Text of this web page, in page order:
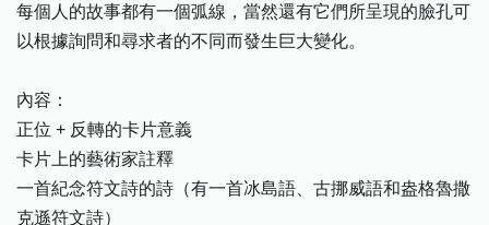
每個人的故事都有一個弧線，當然還有它們所呈現的臉孔可
以根據詢問和尋求者的不同而發生巨大變化。
內容：
正位 + 反轉的卡片意義
卡片上的藝術家註釋
一首紀念符文詩的詩（有一首冰島語、古挪威語和盎格魯撒
克遜符文詩）